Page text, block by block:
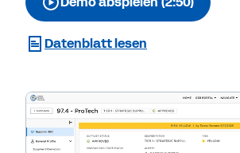
Datenblatt lesen